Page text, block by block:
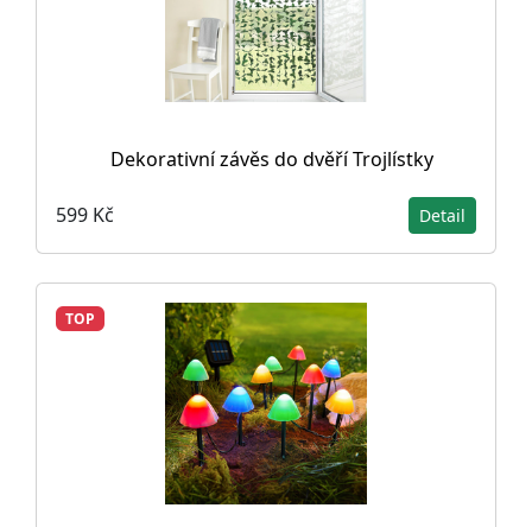
Dekorativní závěs do dvěří Trojlístky
599 Kč Detail
TOP